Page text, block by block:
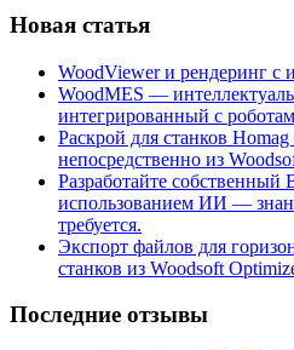
Новая статья
WoodViewer и рендеринг с
WoodMES —
интегрированный с
Раскрой для станков
непосредственно из
Разработайте собственный
использованием ИИ —
требуется.
Экспорт файлов для
станков из Woodsoft
Последние отзывы